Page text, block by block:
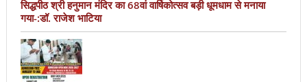
सिद्धपीठ श्री हनुमान मंदिर का 68वां वार्षिकोत्सव बड़ी धूमधाम से मनाया
गया-:डॉ. राजेश भाटिया